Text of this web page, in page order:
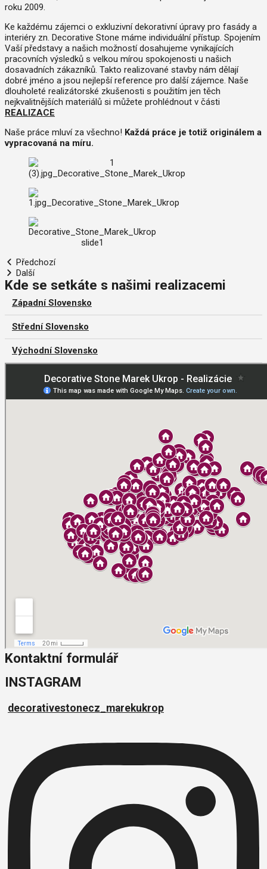
roku 2009.
Ke každému zájemci o exkluzivní dekorativní úpravy pro fasády a
interiéry zn. Decorative Stone máme individuální přístup. Spojením
Vaší představy a našich možností dosahujeme vynikajících
pracovních výsledků s velkou mírou spokojenosti u našich
dosavadních zákazníků. Takto realizované stavby nám dělají
dobré jméno a jsou nejlepší reference pro další zájemce. Naše
dlouholeté realizátorské zkušenosti s použitím jen těch
nejkvalitnějších materiálů si můžete prohlédnout v části
REALIZACE
Naše práce mluví za všechno! Každá práce je totiž originálem a
vypracovaná na míru.
Předchozí
Další
Kde se setkáte s našimi realizacemi
Západní Slovensko
Střední Slovensko
Východní Slovensko
Kontaktní formulář
INSTAGRAM
decorativestonecz_marekukrop